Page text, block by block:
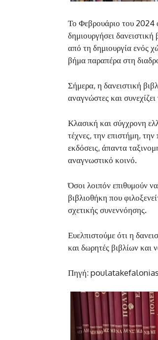
Το Φεβρουάριο του 2024
δημιουργήσει
από τη δημιουργία ενός
βήμα παραπέρα στη
Σήμερα, η δανειστική
αναγνώστες και
Κλασική και σύγχρονη
τέχνες, την επιστήμη,
εκδόσεις, άπαντα
αναγνωστικό κοινό.
Όσοι λοιπόν επιθυμούν
βιβλιοθήκη που
σχετικής συνεννόησης.
Ευελπιστούμε ότι η
και δωρητές βιβλίων και
Πηγή: